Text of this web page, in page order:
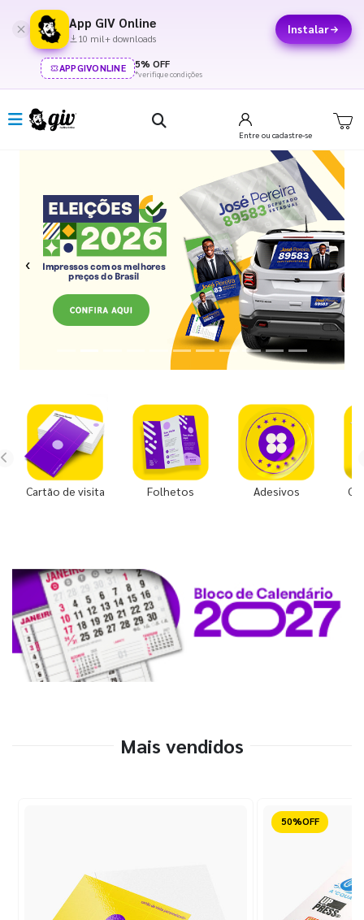
App GIV Online
10 mil+ downloads
Instalar
APPGIVONLINE 5% OFF
*verifique condições
Entre ou cadastre-se
Previous Next
Cartão de visita Folhetos Adesivos
Mais vendidos
Reduzido